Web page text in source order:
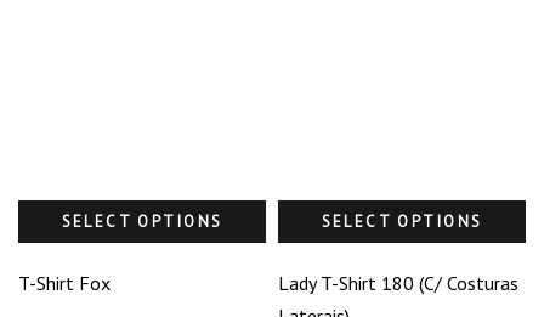
SELECT OPTIONS
T-Shirt Fox
SELECT OPTIONS
Lady T-Shirt 180 (C/ Costuras